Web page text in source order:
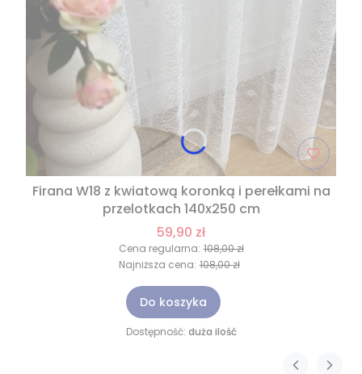
Firana W18 z kwiatową koronką i perełkami na
przelotkach 140x250 cm
59,90 zł
Cena regularna: 108,00 zł
Najniższa cena: 108,00 zł
Do koszyka
Dostępność: duża ilość